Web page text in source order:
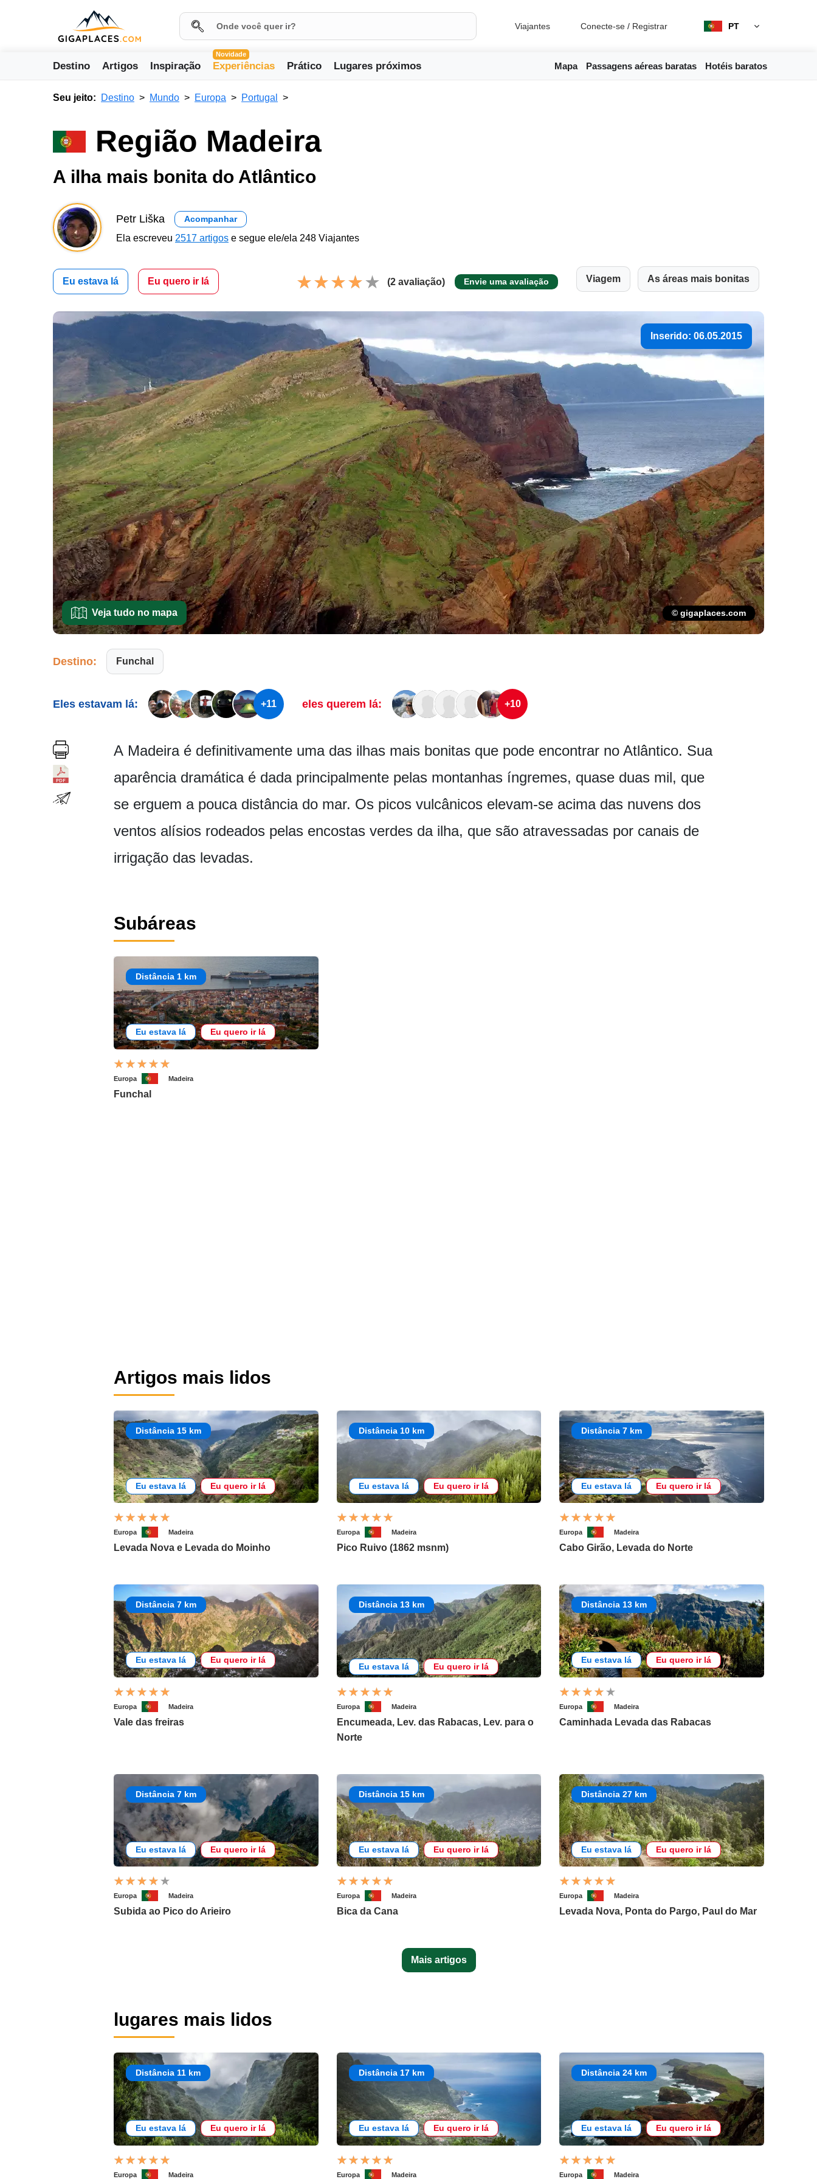
Viajantes Conecte-se / Registrar PT
Destino Artigos Inspiração
Novidade
Experiências Prático Lugares próximos Mapa Passagens aéreas baratas Hotéis baratos
Seu jeito: Destino Mundo Europa Portugal
Região Madeira
A ilha mais bonita do Atlântico
Petr Liška Acompanhar
Ela escreveu 2517 artigos e segue ele/ela 248 Viajantes
Eu estava lá Eu quero ir lá (2 avaliação) Envie uma avaliação Viagem As áreas mais bonitas
Inserido: 06.05.2015
Veja tudo no mapa © gigaplaces.com
Destino: Funchal
Eles estavam lá: +11 eles querem lá: +10
A Madeira é definitivamente uma das ilhas mais bonitas que pode encontrar no Atlântico. Sua
aparência dramática é dada principalmente pelas montanhas íngremes, quase duas mil, que
se erguem a pouca distância do mar. Os picos vulcânicos elevam-se acima das nuvens dos
ventos alísios rodeados pelas encostas verdes da ilha, que são atravessadas por canais de
irrigação das levadas.
Subáreas
Distância 1 km
Eu estava lá Eu quero ir lá
Europa Madeira
Funchal
Artigos mais lidos
Distância 15 km
Eu estava lá Eu quero ir lá
Europa Madeira
Levada Nova e Levada do Moinho
Distância 10 km
Eu estava lá Eu quero ir lá
Europa Madeira
Pico Ruivo (1862 msnm)
Distância 7 km
Eu estava lá Eu quero ir lá
Europa Madeira
Cabo Girão, Levada do Norte
Distância 7 km
Eu estava lá Eu quero ir lá
Europa Madeira
Vale das freiras
Distância 13 km
Eu estava lá Eu quero ir lá
Europa Madeira
Encumeada, Lev. das Rabacas, Lev. para o
Norte
Distância 13 km
Eu estava lá Eu quero ir lá
Europa Madeira
Caminhada Levada das Rabacas
Distância 7 km
Eu estava lá Eu quero ir lá
Europa Madeira
Subida ao Pico do Arieiro
Distância 15 km
Eu estava lá Eu quero ir lá
Europa Madeira
Bica da Cana
Distância 27 km
Eu estava lá Eu quero ir lá
Europa Madeira
Levada Nova, Ponta do Pargo, Paul do Mar
Mais artigos
lugares mais lidos
Distância 11 km
Eu estava lá Eu quero ir lá
Europa Madeira
Distância 17 km
Eu estava lá Eu quero ir lá
Europa Madeira
Distância 24 km
Eu estava lá Eu quero ir lá
Europa Madeira